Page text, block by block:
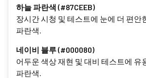
하늘 파란색 (#87CEEB)
장시간 시청 및 테스트에 눈에 더 편안
파란색.
네이비 블루 (#000080)
어두운 색상 재현 및 대비 테스트에 유
파란색.